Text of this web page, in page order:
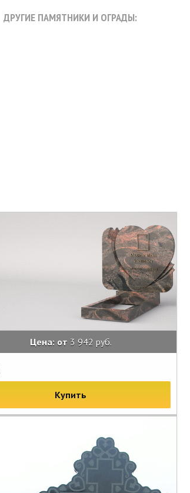
ДРУГИЕ ПАМЯТНИКИ И ОГРАДЫ:
Цена: от 3 942 руб.
Купить